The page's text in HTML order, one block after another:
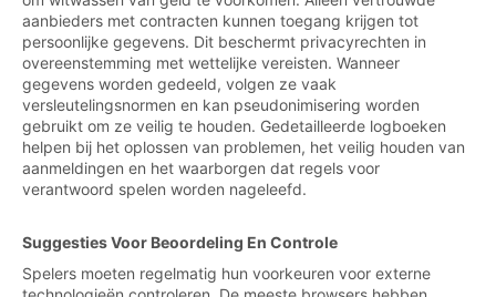
aanbieders met contracten kunnen toegang krijgen tot
persoonlijke gegevens. Dit beschermt privacyrechten in
overeenstemming met wettelijke vereisten. Wanneer
gegevens worden gedeeld, volgen ze vaak
versleutelingsnormen en kan pseudonimisering worden
gebruikt om ze veilig te houden. Gedetailleerde logboeken
helpen bij het oplossen van problemen, het veilig houden van
aanmeldingen en het waarborgen dat regels voor
verantwoord spelen worden nageleefd.
Suggesties Voor Beoordeling En Controle
Spelers moeten regelmatig hun voorkeuren voor externe